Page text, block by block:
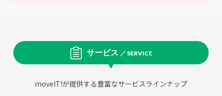
サービス ／ SERVICE
moveIT!が提供する豊富なサービスラインナップ